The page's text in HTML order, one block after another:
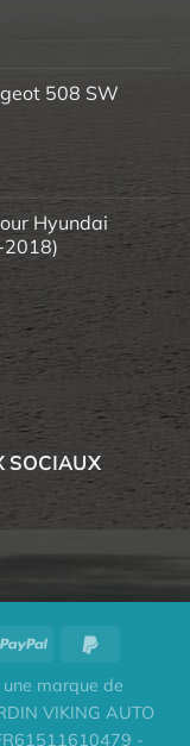
508 SW
Hyundai
2018)
SOCIAUX
une marque de
VIKING AUTO
-